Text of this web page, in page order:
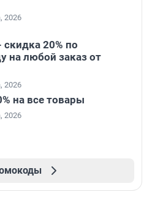
2026
скидка 20% по
на любой заказ от
2026
на все товары
2026